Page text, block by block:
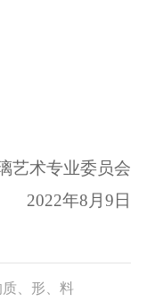
艺术专业委员会
2022年8 月9日
、形、料